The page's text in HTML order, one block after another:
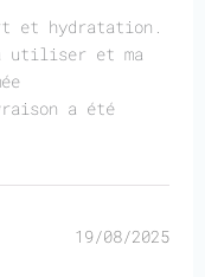
et hydratation.
et ma
a été
19/08/2025